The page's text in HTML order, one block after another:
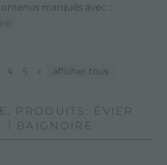
marqués avec :
4 5 » afficher tous
PRODUITS: ÉVIER
1 BAIGNOIRE